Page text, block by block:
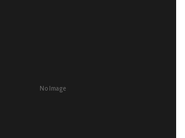
No Image